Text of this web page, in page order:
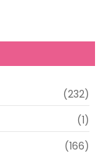
(232)
(1)
(166)